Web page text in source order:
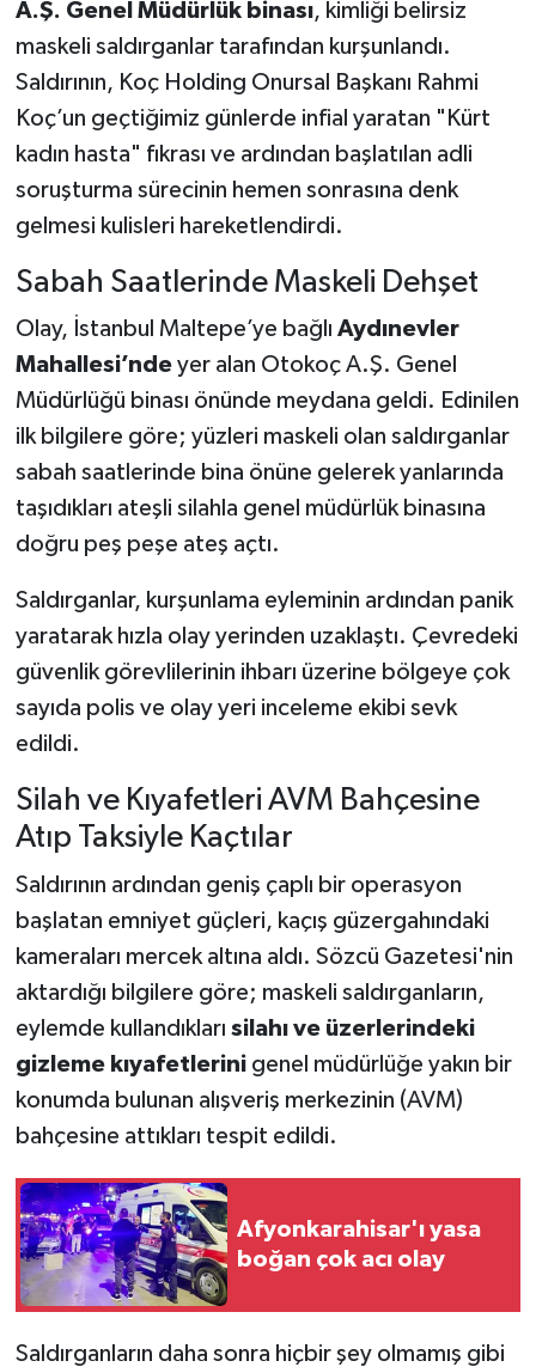
A.Ş. Genel Müdürlük binası, kimliği belirsiz
maskeli saldırganlar tarafından kurşunlandı.
Saldırının, Koç Holding Onursal Başkanı Rahmi
Koç’un geçtiğimiz günlerde infial yaratan "Kürt
kadın hasta" fıkrası ve ardından başlatılan adli
soruşturma sürecinin hemen sonrasına denk
gelmesi kulisleri hareketlendirdi.
Sabah Saatlerinde Maskeli Dehşet
Olay, İstanbul Maltepe’ye bağlı Aydınevler
Mahallesi’ndeyer alan Otokoç A.Ş. Genel
Müdürlüğü binası önünde meydana geldi. Edinilen
ilk bilgilere göre; yüzleri maskeli olan saldırganlar
sabah saatlerinde bina önüne gelerek yanlarında
taşıdıkları ateşli silahla genel müdürlük binasına
doğru peş peşe ateş açtı.
Saldırganlar, kurşunlama eyleminin ardından panik
yaratarak hızla olay yerinden uzaklaştı. Çevredeki
güvenlik görevlilerinin ihbarı üzerine bölgeye çok
sayıda polis ve olay yeri inceleme ekibi sevk
edildi.
Silah ve Kıyafetleri AVM Bahçesine
Atıp Taksiyle Kaçtılar
Saldırının ardından geniş çaplı bir operasyon
başlatan emniyet güçleri, kaçış güzergahındaki
kameraları mercek altına aldı. Sözcü Gazetesi'nin
aktardığı bilgilere göre; maskeli saldırganların,
eylemde kullandıkları silahı ve üzerlerindeki
gizleme kıyafetlerinigenel müdürlüğe yakın bir
konumda bulunan alışveriş merkezinin (AVM)
bahçesine attıkları tespit edildi.
Afyonkarahisar'ı yasa
boğan çok acı olay
Saldırganların daha sonra hiçbir şey olmamış gibi